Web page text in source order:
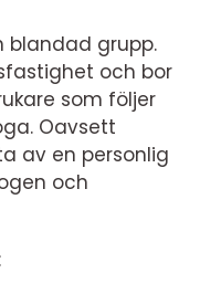
blandad grupp.
och bor
som följer
Oavsett
av en personlig
och